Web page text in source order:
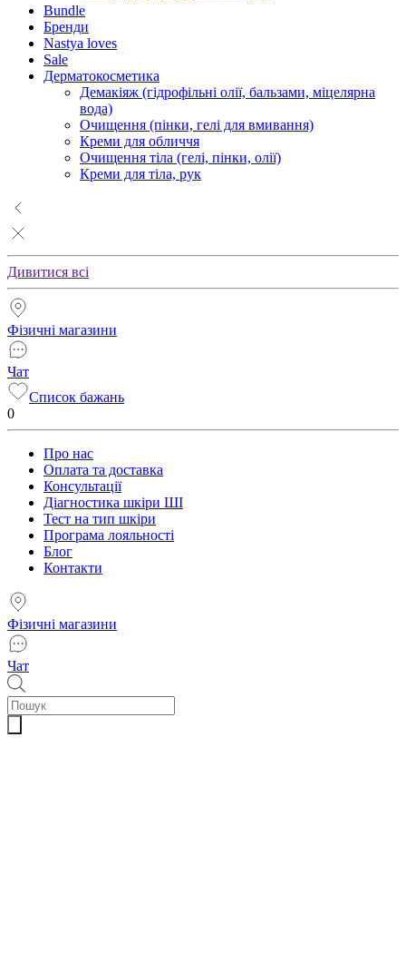
Bundle
Бренди
Nastya loves
Sale
Дерматокосметика
Демакіяж (гідрофільні олії, бальзами, міцелярна
вода)
Очищення (пінки, гелі для вмивання)
Креми для обличчя
Очищення тіла (гелі, пінки, олії)
Креми для тіла, рук
Дивитися всі
Фізичні магазини
Чат
Список бажань
0
Про нас
Оплата та доставка
Консультації
Діагностика шкіри ШІ
Тест на тип шкіри
Програма лояльності
Блог
Контакти
Фізичні магазини
Чат
Пошук
товарів